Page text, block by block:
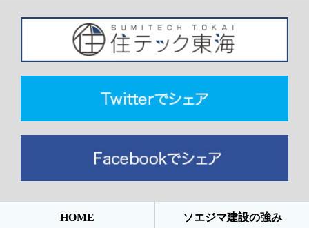
HOME ソエジマ建設の強み